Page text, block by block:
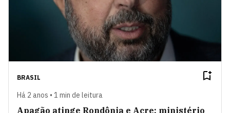
BRASIL
Há 2 anos • 1 min de leitura
Apagão atinge Rondônia e Acre; ministério